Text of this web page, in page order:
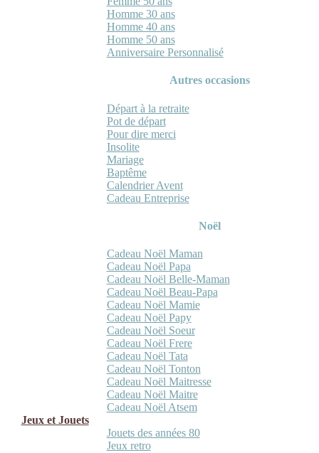
Homme 30 ans
Homme 40 ans
Homme 50 ans
Anniversaire Personnalisé
Autres occasions
Départ à la retraite
Pot de départ
Pour dire merci
Insolite
Mariage
Baptême
Calendrier Avent
Cadeau Entreprise
Noël
Cadeau Noël Maman
Cadeau Noël Papa
Cadeau Noël Belle-Maman
Cadeau Noël Beau-Papa
Cadeau Noël Mamie
Cadeau Noël Papy
Cadeau Noël Soeur
Cadeau Noël Frere
Cadeau Noël Tata
Cadeau Noël Tonton
Cadeau Noël Maitresse
Cadeau Noël Maitre
Cadeau Noël Atsem
Jeux et Jouets
Jouets des années 80
Jeux retro